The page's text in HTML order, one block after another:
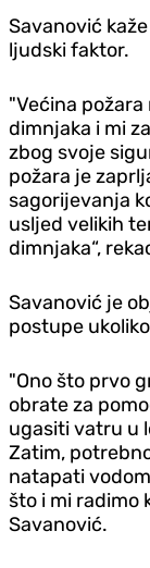
Savanović
ljudski faktor.
"Većina
dimnjaka i mi
zbog svoje
požara je
sagorijevanja
usljed velikih
dimnjaka“,
Savanović je
postupe
"Ono što prvo
obrate za
ugasiti vatru u
Zatim,
natapati
što i mi radimo
Savanović.